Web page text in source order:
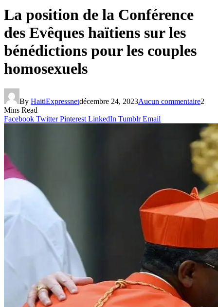
La position de la Conférence
des Evêques haïtiens sur les
bénédictions pour les couples
homosexuels
By HaitiExpressnetdécembre 24, 2023Aucun commentaire2
Mins Read
Facebook Twitter Pinterest LinkedIn Tumblr Email